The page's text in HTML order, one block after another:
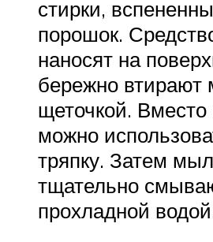
стирки,
порошок.
наносят на
бережно втирают
щеточкой. Вместо
можно
тряпку. Затем
тщательно
прохладной